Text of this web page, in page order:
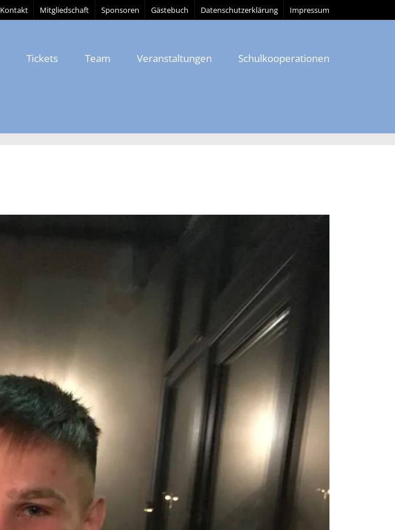
Kontakt Mitgliedschaft Sponsoren Gästebuch Datenschutzerklärung Impressum
Tickets Team Veranstaltungen Schulkooperationen